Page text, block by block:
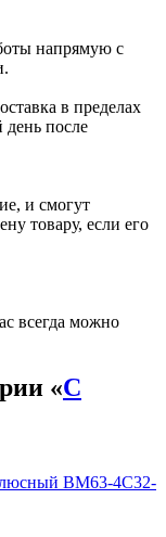
напрямую с
в пределах
после
и смогут
товару, если его
всегда можно
«С
BM63-4C32-